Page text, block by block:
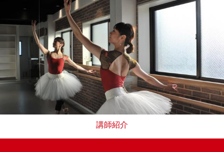
講師紹介